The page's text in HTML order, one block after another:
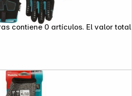
contiene 0 artículos. El valor